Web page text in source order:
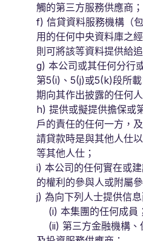
觸的第三方服務供應商；
f) 信貸資料服務機構（
用的任何中央資料庫之
則可將該等資料提供給
g) 本公司或其任何分行
第5(i)、5(j)或5(k)段所
期向其作出披露的任何人
h) 提供或擬提供擔保或
戶的責任的任何一方，
請貸款時是與其他人仕
等其他人仕；
i) 本公司的任何實在或
的權利的參與人或附屬
j) 為向下列人士提供信息
(i) 本集團的任何成員
(ii) 第三方金融機構、